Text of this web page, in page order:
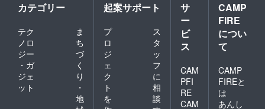
カテゴリー
テク
ノロ
ジー
・ガ
ジェ
ット
ま
ち
づ
く
り
・
地
起案サポート
プ
ロ
ジ
ェ
ク
ト
を
ス
タ
ッ
フ
に
相
談
サ
ー
ビ
ス
CAM
PFI
RE
CAM
CAMP
FIRE
につい
て
CAMP
FIREと
は
あんし